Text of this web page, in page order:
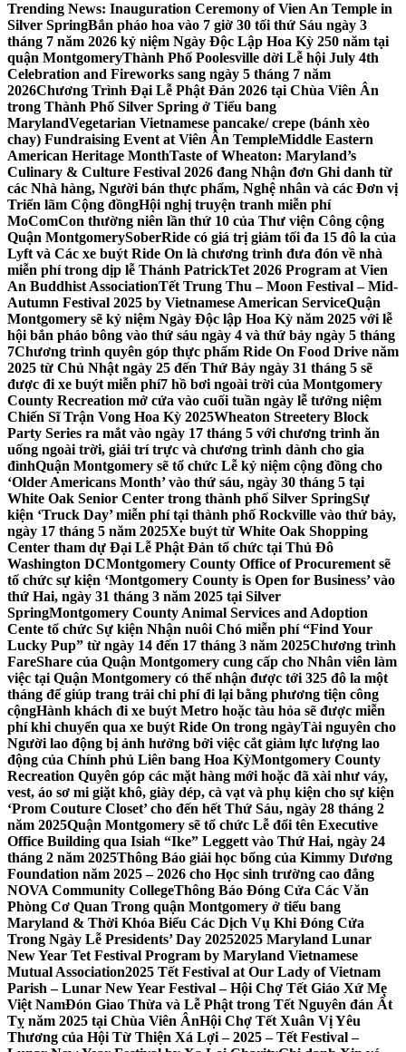
Trending News: Inauguration Ceremony of Vien An Temple in
Silver SpringBắn pháo hoa vào 7 giờ 30 tối thứ Sáu ngày 3
tháng 7 năm 2026 kỷ niệm Ngày Độc Lập Hoa Kỳ 250 năm tại
quận MontgomeryThành Phố Poolesville dời Lễ hội July 4th
Celebration and Fireworks sang ngày 5 tháng 7 năm
2026Chương Trình Đại Lễ Phật Đản 2026 tại Chùa Viên Ân
trong Thành Phố Silver Spring ở Tiểu bang
MarylandVegetarian Vietnamese pancake/ crepe (bánh xèo
chay) Fundraising Event at Viên Ân TempleMiddle Eastern
American Heritage MonthTaste of Wheaton: Maryland’s
Culinary & Culture Festival 2026 đang Nhận đơn Ghi danh từ
các Nhà hàng, Người bán thực phẩm, Nghệ nhân và các Đơn vị
Triển lãm Cộng đồngHội nghị truyện tranh miễn phí
MoComCon thường niên lần thứ 10 của Thư viện Công cộng
Quận MontgomerySoberRide có giá trị giảm tối đa 15 đô la của
Lyft và Các xe buýt Ride On là chương trình đưa đón về nhà
miễn phí trong dịp lễ Thánh PatrickTet 2026 Program at Vien
An Buddhist AssociationTết Trung Thu – Moon Festival – Mid-
Autumn Festival 2025 by Vietnamese American ServiceQuận
Montgomery sẽ kỷ niệm Ngày Độc lập Hoa Kỳ năm 2025 với lễ
hội bắn pháo bông vào thứ sáu ngày 4 và thứ bảy ngày 5 tháng
7Chương trình quyên góp thực phẩm Ride On Food Drive năm
2025 từ Chủ Nhật ngày 25 đến Thứ Bảy ngày 31 tháng 5 sẽ
được đi xe buýt miễn phí7 hồ bơi ngoài trời của Montgomery
County Recreation mở cửa vào cuối tuần ngày lễ tưởng niệm
Chiến Sĩ Trận Vong Hoa Kỳ 2025Wheaton Streetery Block
Party Series ra mắt vào ngày 17 tháng 5 với chương trình ăn
uống ngoài trời, giải trí trực và chương trình dành cho gia
đìnhQuận Montgomery sẽ tổ chức Lễ kỷ niệm cộng đồng cho
‘Older Americans Month’ vào thứ sáu, ngày 30 tháng 5 tại
White Oak Senior Center trong thành phố Silver SpringSự
kiện ‘Truck Day’ miễn phí tại thành phố Rockville vào thứ bảy,
ngày 17 tháng 5 năm 2025Xe buýt từ White Oak Shopping
Center tham dự Đại Lễ Phật Đản tổ chức tại Thủ Đô
Washington DCMontgomery County Office of Procurement sẽ
tổ chức sự kiện ‘Montgomery County is Open for Business’ vào
thứ Hai, ngày 31 tháng 3 năm 2025 tại Silver
SpringMontgomery County Animal Services and Adoption
Cente tổ chức Sự kiện Nhận nuôi Chó miễn phí “Find Your
Lucky Pup” từ ngày 14 đến 17 tháng 3 năm 2025Chương trình
FareShare của Quận Montgomery cung cấp cho Nhân viên làm
việc tại Quận Montgomery có thể nhận được tới 325 đô la một
tháng để giúp trang trải chi phí đi lại bằng phương tiện công
cộngHành khách đi xe buýt Metro hoặc tàu hỏa sẽ được miễn
phí khi chuyển qua xe buýt Ride On trong ngàyTài nguyên cho
Người lao động bị ảnh hưởng bởi việc cắt giảm lực lượng lao
động của Chính phủ Liên bang Hoa KỳMontgomery County
Recreation Quyên góp các mặt hàng mới hoặc đã xài như váy,
vest, áo sơ mi giặt khô, giày dép, cà vạt và phụ kiện cho sự kiện
‘Prom Couture Closet’ cho đến hết Thứ Sáu, ngày 28 tháng 2
năm 2025Quận Montgomery sẽ tổ chức Lễ đổi tên Executive
Office Building qua Isiah “Ike” Leggett vào Thứ Hai, ngày 24
tháng 2 năm 2025Thông Báo giải học bổng của Kimmy Dương
Foundation năm 2025 – 2026 cho Học sinh trường cao đẳng
NOVA Community CollegeThông Báo Đóng Cửa Các Văn
Phòng Cơ Quan Trong quận Montgomery ở tiểu bang
Maryland & Thời Khóa Biểu Các Dịch Vụ Khi Đóng Cửa
Trong Ngày Lễ Presidents’ Day 20252025 Maryland Lunar
New Year Tet Festival Program by Maryland Vietnamese
Mutual Association2025 Tết Festival at Our Lady of Vietnam
Parish – Lunar New Year Festival – Hội Chợ Tết Giáo Xứ Mẹ
Việt NamĐón Giao Thừa và Lễ Phật trong Tết Nguyên đán Ất
Tỵ năm 2025 tại Chùa Viên ÂnHội Chợ Tết Xuân Vị Yêu
Thương của Hội Từ Thiện Xá Lợi – 2025 – Tết Festival –